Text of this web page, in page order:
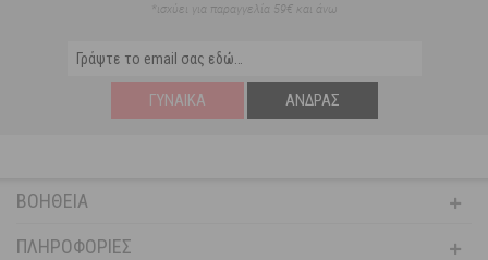
*ισχύει για παραγγελία 59€ και άνω
ΓΥΝΑΊΚΑ ΆΝΔΡΑΣ
ΒΟΉΘΕΙΑ
ΠΛΗΡΟΦΟΡΊΕΣ